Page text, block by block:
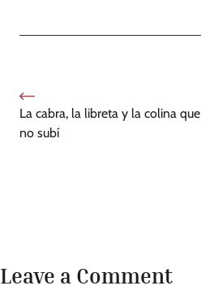
La cabra, la libreta y la colina que
no subí
Leave a Comment